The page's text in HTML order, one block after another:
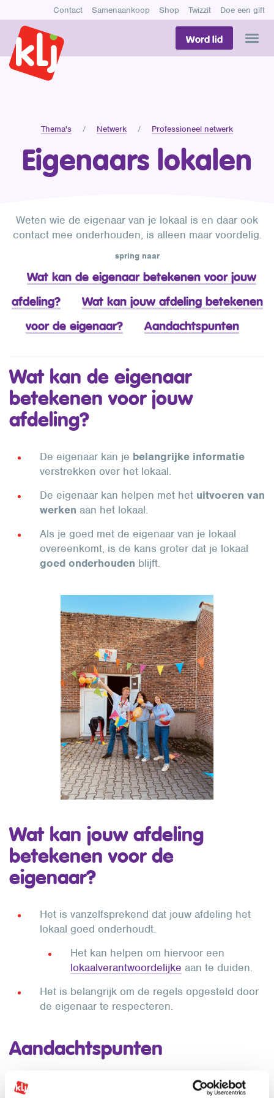
Contact Samenaankoop Shop Twizzit Doe een gift
Word lid
Thema's Netwerk Professioneel netwerk
Eigenaars lokalen
Weten wie de eigenaar van je lokaal is en daar ook
contact mee onderhouden, is alleen maar voordelig.
spring naar
Wat kan de eigenaar betekenen voor jouw
afdeling?
Wat kan jouw afdeling betekenen
voor de eigenaar?
Aandachtspunten
Wat kan de eigenaar
betekenen voor jouw
afdeling?
De eigenaar kan je belangrijke informatie
verstrekken over het lokaal.
De eigenaar kan helpen met het uitvoeren van
werken aan het lokaal.
Als je goed met de eigenaar van je lokaal
overeenkomt, is de kans groter dat je lokaal
goed onderhouden blijft.
Wat kan jouw afdeling
betekenen voor de
eigenaar?
Het is vanzelfsprekend dat jouw afdeling het
lokaal goed onderhoudt.
Het kan helpen om hiervoor een
lokaalverantwoordelijke aan te duiden.
Het is belangrijk om de regels opgesteld door
de eigenaar te respecteren.
Aandachtspunten
die